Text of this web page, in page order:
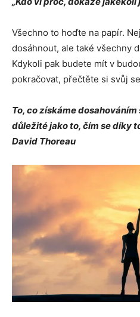
Všechno to hoďte na papír.
dosáhnout, ale také všechny
Kdykoli pak budete mít v
pokračovat, přečtěte si svůj
To, co získáme
důležité jako to, čím se díky
David Thoreau